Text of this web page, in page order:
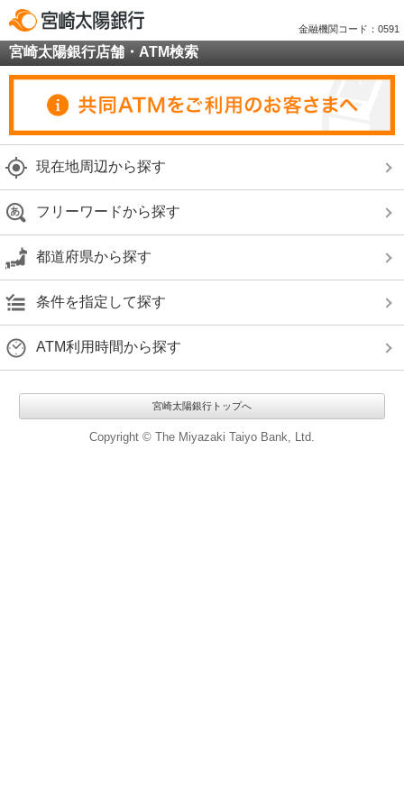
金融機関コード：0591
宮崎太陽銀行店舗・ATM検索
現在地周辺から探す
フリーワードから探す
都道府県から探す
条件を指定して探す
ATM利用時間から探す
宮崎太陽銀行トップへ
Copyright © The Miyazaki Taiyo Bank, Ltd.